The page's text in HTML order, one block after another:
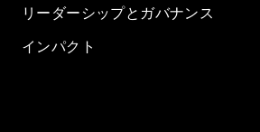
リーダーシップとガバナンス
インパクト